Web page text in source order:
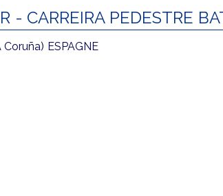
- CARREIRA PEDESTRE
ESPAGNE